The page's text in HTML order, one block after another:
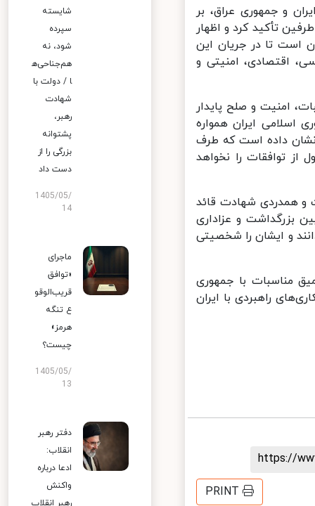
و جمهوری عراق، بر
تأکید کرد و اظهار
است تا در جریان این
اقتصادی، امنیتی و
امنیت و صلح پایدار
ایران همواره
داده است که طرف
توافقات را نخواهد
و همدردی شهادت قائد
بزرگداشت و عزاداری
و ایشان را شخصیتی
مناسبات با جمهوری
راهبردی با ایران
https://
PRINT
شایسته
سپرده
شود، نه
هم‌جناحی‌ه
ا / دولت با
شهادت
رهبر،
پشتوانه
بزرگی را از
دست داد
1405/05/
14
ماجرای
«توافق
قریب‌الوقو
ع تنگه
هرمز»
چیست؟
1405/05/
13
دفتر رهبر
انقلاب:
ادعا درباره
واکنش
رهبر انقلاب